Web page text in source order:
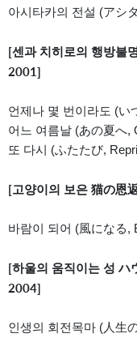
아시타카의 전설 (アシ
[센과 치히로의 행방불
2001]
언제나 몇 번이라도 (い
어느 여름날 (あの夏へ,
또 다시 (ふたたび,
[고양이의 보은 猫の恩
바람이 되어 (風になる,
[하울의 움직이는 성 ハ
2004]
인생의 회전목마 (人生